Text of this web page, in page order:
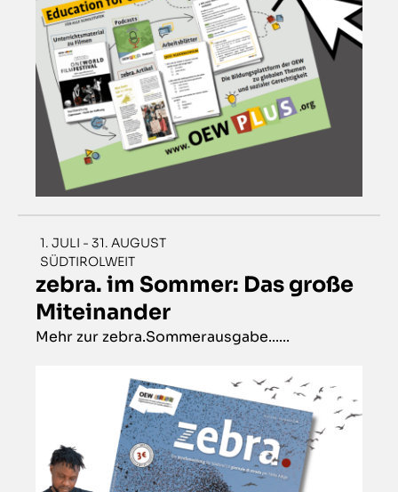
1. JULI - 31. AUGUST
SÜDTIROLWEIT
zebra. im Sommer: Das große
Miteinander
Mehr zur zebra.Sommerausgabe......